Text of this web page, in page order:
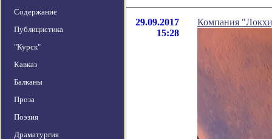
Содержание
Публицистика
"Курск"
Кавказ
Балканы
Проза
Поэзия
Драматургия
29.09.2017
15:28
Компания